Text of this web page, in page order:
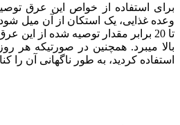
برای استفاده از خواص این عرق
تا 20 برابر مقدار توصیه شده از
بالا میبرد. همچنین در صورتیکه هر
استفاده کردید، به طور ناگهانی آن را